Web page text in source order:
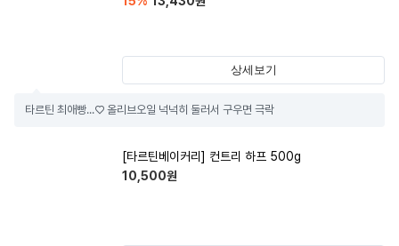
상세보기
타르틴 최애빵...♡ 올리브오일 넉넉히 둘러서 구우면 극락
[타르틴베이커리] 컨트리 하프 500g
10,500원